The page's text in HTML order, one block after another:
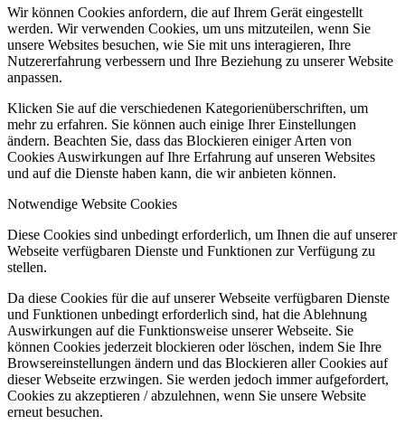
Wir können Cookies anfordern, die auf Ihrem Gerät eingestellt
werden. Wir verwenden Cookies, um uns mitzuteilen, wenn Sie
unsere Websites besuchen, wie Sie mit uns interagieren, Ihre
Nutzererfahrung verbessern und Ihre Beziehung zu unserer Website
anpassen.
Klicken Sie auf die verschiedenen Kategorienüberschriften, um
mehr zu erfahren. Sie können auch einige Ihrer Einstellungen
ändern. Beachten Sie, dass das Blockieren einiger Arten von
Cookies Auswirkungen auf Ihre Erfahrung auf unseren Websites
und auf die Dienste haben kann, die wir anbieten können.
Notwendige Website Cookies
Diese Cookies sind unbedingt erforderlich, um Ihnen die auf unserer
Webseite verfügbaren Dienste und Funktionen zur Verfügung zu
stellen.
Da diese Cookies für die auf unserer Webseite verfügbaren Dienste
und Funktionen unbedingt erforderlich sind, hat die Ablehnung
Auswirkungen auf die Funktionsweise unserer Webseite. Sie
können Cookies jederzeit blockieren oder löschen, indem Sie Ihre
Browsereinstellungen ändern und das Blockieren aller Cookies auf
dieser Webseite erzwingen. Sie werden jedoch immer aufgefordert,
Cookies zu akzeptieren / abzulehnen, wenn Sie unsere Website
erneut besuchen.